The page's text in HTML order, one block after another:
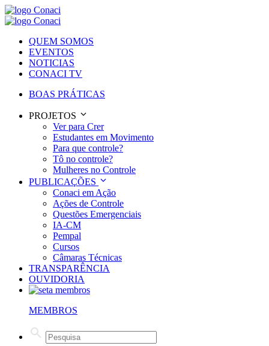
QUEM SOMOS
EVENTOS
NOTICIAS
CONACI TV
BOAS PRÁTICAS
PROJETOS
Ver para Crer
Estudantes em Movimento
Para que controle?
Tô no controle?
Mulheres no Controle
PUBLICAÇÕES
Conaci em Ação
Ações de Controle
Questões Emergenciais
IA-CM
Pempal
Cursos
Câmaras Técnicas
TRANSPARÊNCIA
OUVIDORIA
MEMBROS